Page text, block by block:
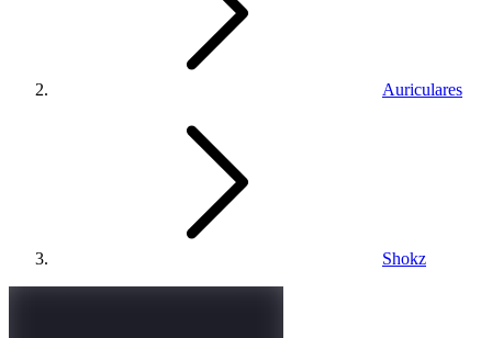
Auriculares
Shokz